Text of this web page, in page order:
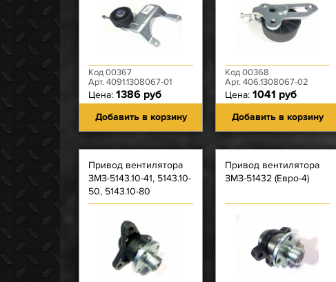
ЗМЗ-4091.10
Код 00367
Арт. 4091.1308067-01
Цена: 1386 руб
Добавить в корзину
Код 00368
Арт. 406.1308067-02
Цена: 1041 руб
Добавить в корзину
Привод вентилятора
ЗМЗ-5143.10-41, 5143.10-
50, 5143.10-80
Привод вентилятора
ЗМЗ-51432 (Евро-4)